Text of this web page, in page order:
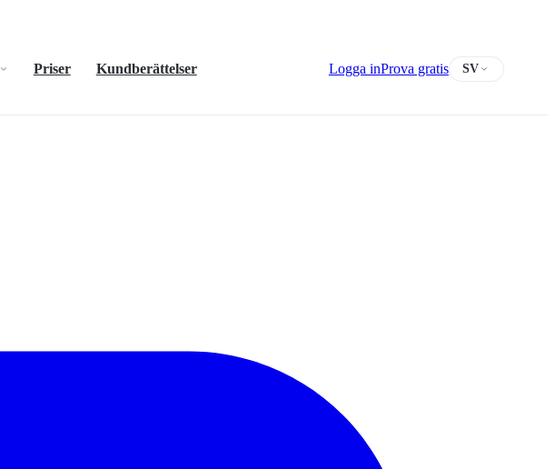
Priser Kundberättelser Logga inProva gratis SV